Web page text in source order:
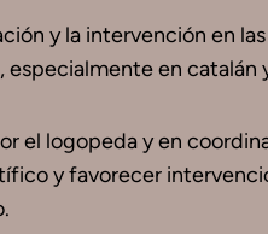
y la intervención en
en catalán
el logopeda y en
y favorecer